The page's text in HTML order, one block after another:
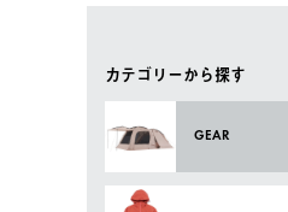
カテゴリーから探す
GEAR